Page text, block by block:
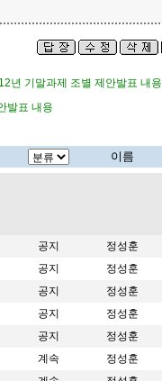
년 기말과제 조별 제안발표 내용
발표 내용
이름
공지 정성훈
공지 정성훈
공지 정성훈
공지 정성훈
공지 정성훈
계속 정성훈